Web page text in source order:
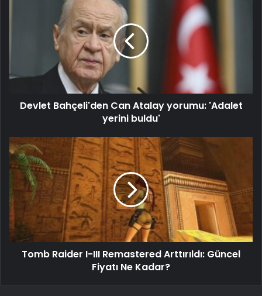
Devlet Bahçeli'den Can Atalay yorumu: 'Adalet
yerini buldu'
Tomb Raider I-III Remastered Arttırıldı: Güncel
Fiyatı Ne Kadar?